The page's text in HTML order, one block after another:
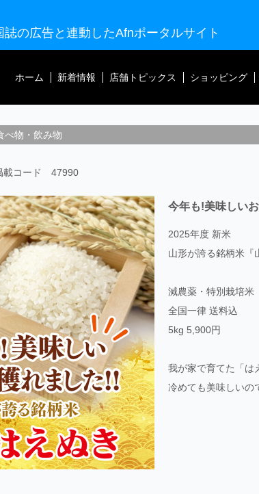
の広告と連動したAfnポータルサイト
ホーム 新着情報 店舗トピックス ショッピング
べ物・飲み物
載コード 47990
今年も!美味しい
2025年度 新米
山形が誇る銘柄米『
減農薬・特別栽培米
全国一律 送料込
5kg 5,900円
我が家で育てた「は
冷めても美味しいの